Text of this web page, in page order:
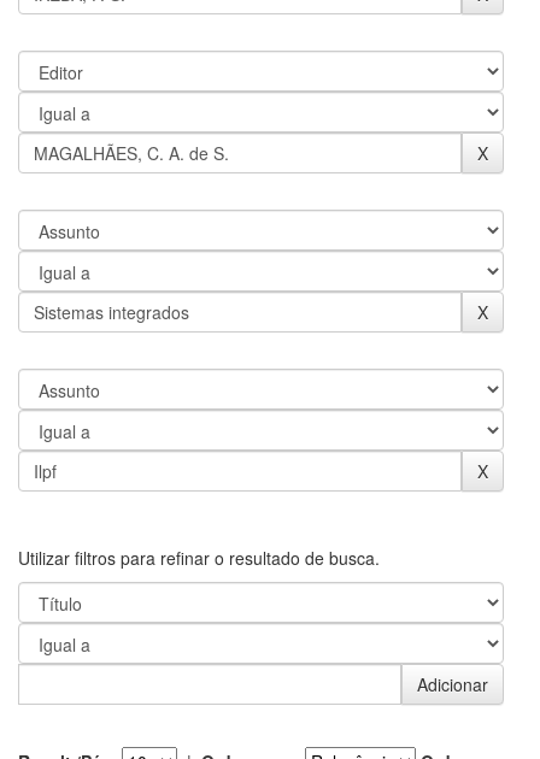
Utilizar filtros para refinar o resultado de busca.